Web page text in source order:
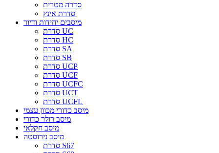
סדרה מטרית
סדרת אינץ'
מיסבים יחידות ודיור
סדרת UC
סדרת HC
סדרת SA
סדרת SB
סדרת UCP
סדרת UCF
סדרת UCFC
סדרת UCT
סדרת UCFL
מיסב כדורי מכוון עצמי
מיסב רולר כדורי
מיסב חקלאי
מיסב נירוסטה
סדרת S67